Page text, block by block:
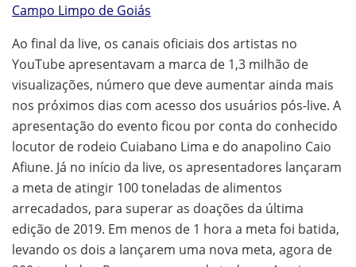
Campo Limpo de Goiás
Ao final da live, os canais oficiais dos artistas no
YouTube apresentavam a marca de 1,3 milhão de
visualizações, número que deve aumentar ainda mais
nos próximos dias com acesso dos usuários pós-live. A
apresentação do evento ficou por conta do conhecido
locutor de rodeio Cuiabano Lima e do anapolino Caio
Afiune. Já no início da live, os apresentadores lançaram
a meta de atingir 100 toneladas de alimentos
arrecadados, para superar as doações da última
edição de 2019. Em menos de 1 hora a meta foi batida,
levando os dois a lançarem uma nova meta, agora de